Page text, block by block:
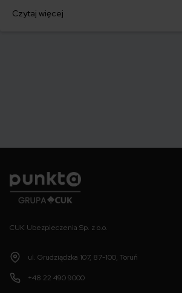
którym szybko załatwisz sprawy urzędowe i
Czytaj więcej
CUK Ubezpieczenia Sp. z o.o.
ul. Grudziądzka 107, 87-100, Toruń
+48 22 490 9000